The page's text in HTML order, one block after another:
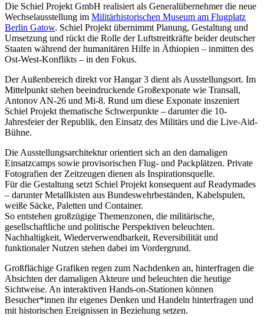
Die Schiel Projekt GmbH realisiert als Generalübernehmer die neue
Wechselausstellung im Militärhistorischen Museum am Flugplatz
Berlin Gatow. Schiel Projekt übernimmt Planung, Gestaltung und
Umsetzung und rückt die Rolle der Luftstreitkräfte beider deutscher
Staaten während der humanitären Hilfe in Äthiopien – inmitten des
Ost-West-Konflikts – in den Fokus.
Der Außenbereich direkt vor Hangar 3 dient als Ausstellungsort. Im
Mittelpunkt stehen beeindruckende Großexponate wie Transall,
Antonov AN-26 und Mi-8. Rund um diese Exponate inszeniert
Schiel Projekt thematische Schwerpunkte – darunter die 10-
Jahresfeier der Republik, den Einsatz des Militärs und die Live-Aid-
Bühne.
Die Ausstellungsarchitektur orientiert sich an den damaligen
Einsatzcamps sowie provisorischen Flug- und Packplätzen. Private
Fotografien der Zeitzeugen dienen als Inspirationsquelle.
Für die Gestaltung setzt Schiel Projekt konsequent auf Readymades
– darunter Metallkisten aus Bundeswehrbeständen, Kabelspulen,
weiße Säcke, Paletten und Container.
So entstehen großzügige Themenzonen, die militärische,
gesellschaftliche und politische Perspektiven beleuchten.
Nachhaltigkeit, Wiederverwendbarkeit, Reversibilität und
funktionaler Nutzen stehen dabei im Vordergrund.
Großflächige Grafiken regen zum Nachdenken an, hinterfragen die
Absichten der damaligen Akteure und beleuchten die heutige
Sichtweise. An interaktiven Hands-on-Stationen können
Besucher*innen ihr eigenes Denken und Handeln hinterfragen und
mit historischen Ereignissen in Beziehung setzen.